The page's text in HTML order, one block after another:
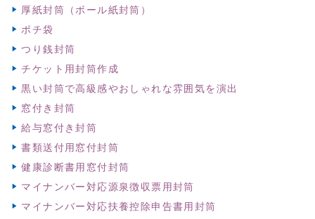
厚紙封筒（ボール紙封筒）
ポチ袋
つり銭封筒
チケット用封筒作成
黒い封筒で高級感やおしゃれな雰囲気を演出
窓付き封筒
給与窓付き封筒
書類送付用窓付封筒
健康診断書用窓付封筒
マイナンバー対応源泉徴収票用封筒
マイナンバー対応扶養控除申告書用封筒